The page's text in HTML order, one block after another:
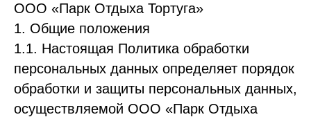
ООО «Парк Отдыха Тортуга»
1. Общие положения
1.1. Настоящая Политика обработки
персональных данных определяет порядок
обработки и защиты персональных данных,
осуществляемой ООО «Парк Отдыха